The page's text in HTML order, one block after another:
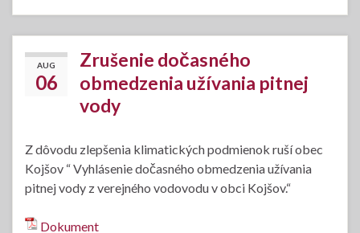
AUG
06
Zrušenie dočasného
obmedzenia užívania pitnej
vody
Z dôvodu zlepšenia klimatických podmienok ruší obec
Kojšov “ Vyhlásenie dočasného obmedzenia užívania
pitnej vody z verejného vodovodu v obci Kojšov.“
Dokument